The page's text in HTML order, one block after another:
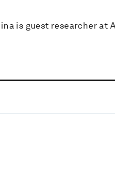
is guest researcher at